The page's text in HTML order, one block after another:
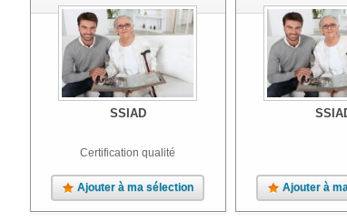
SSIAD
Certification qualité
Ajouter à ma sélection Ajouter à